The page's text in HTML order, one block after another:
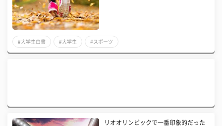
#大学生白書 #大学生 #スポーツ
リオオリンピックで一番印象的だった